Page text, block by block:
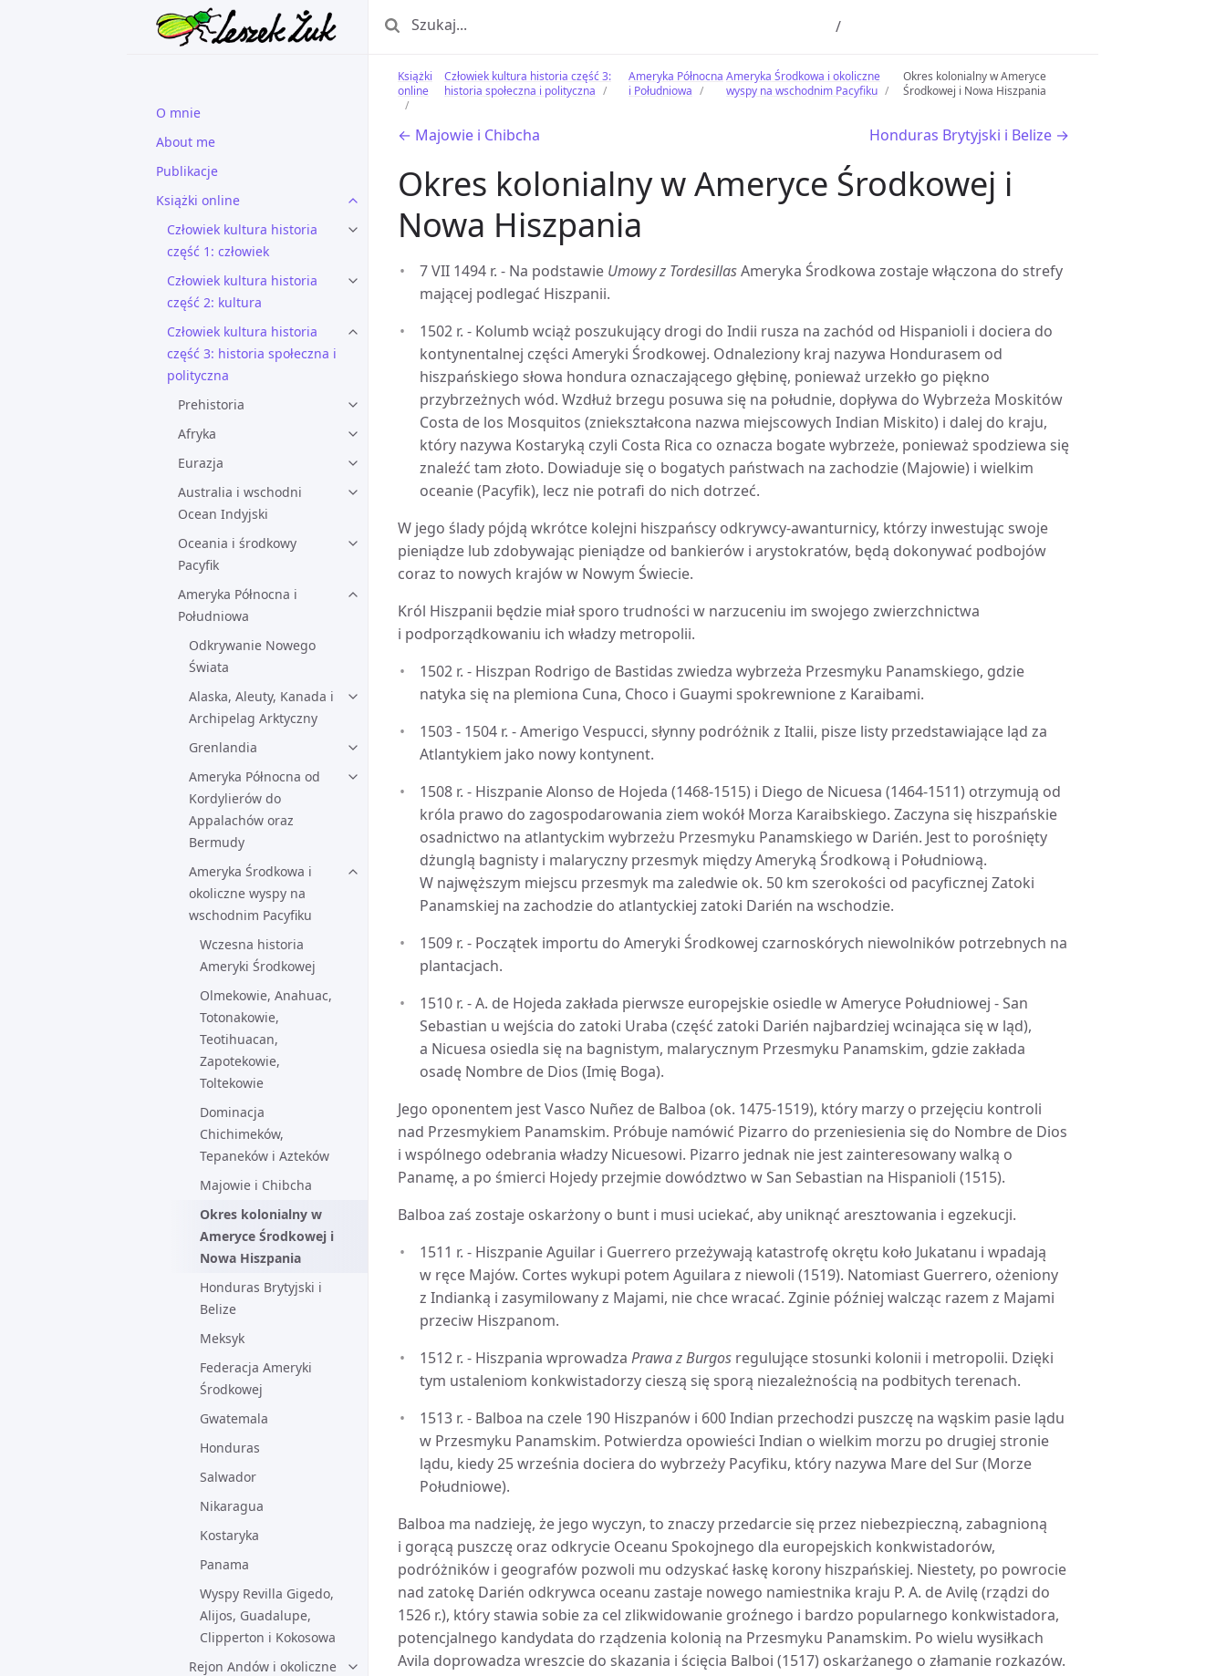
O mnie
About me
Publikacje
Książki online
Człowiek kultura historia
część 1: człowiek
Człowiek kultura historia
część 2: kultura
Człowiek kultura historia
część 3: historia społeczna i
polityczna
Prehistoria
Afryka
Eurazja
Australia i wschodni
Ocean Indyjski
Oceania i środkowy
Pacyfik
Ameryka Północna i
Południowa
Odkrywanie Nowego
Świata
Alaska, Aleuty, Kanada i
Archipelag Arktyczny
Grenlandia
Ameryka Północna od
Kordylierów do
Appalachów oraz
Bermudy
Ameryka Środkowa i
okoliczne wyspy na
wschodnim Pacyfiku
Wczesna historia
Ameryki Środkowej
Olmekowie, Anahuac,
Totonakowie,
Teotihuacan,
Zapotekowie,
Toltekowie
Dominacja
Chichimeków,
Tepaneków i Azteków
Majowie i Chibcha
Okres kolonialny w
Ameryce Środkowej i
Nowa Hiszpania
Honduras Brytyjski i
Belize
Meksyk
Federacja Ameryki
Środkowej
Gwatemala
Honduras
Salwador
Nikaragua
Kostaryka
Panama
Wyspy Revilla Gigedo,
Alijos, Guadalupe,
Clipperton i Kokosowa
Rejon Andów i okoliczne
Książki
online
Człowiek kultura historia część 3:
historia społeczna i polityczna
Ameryka Północna
i Południowa
Ameryka Środkowa i okoliczne
wyspy na wschodnim Pacyfiku
Okres kolonialny w Ameryce
Środkowej i Nowa Hiszpania
← Majowie i Chibcha Honduras Brytyjski i Belize →
Okres kolonialny w Ameryce Środkowej i
Nowa Hiszpania
7 VII 1494 r. - Na podstawie Umowy z TordesillasAmeryka Środkowa zostaje włączona do strefy
mającej podlegać Hiszpanii.
1502 r. - Kolumb wciąż poszukujący drogi do Indii rusza na zachód od Hispanioli i dociera do
kontynentalnej części Ameryki Środkowej. Odnaleziony kraj nazywa Hondurasem od
hiszpańskiego słowa hondura oznaczającego głębinę, ponieważ urzekło go piękno
przybrzeżnych wód. Wzdłuż brzegu posuwa się na południe, dopływa do Wybrzeża Moskitów
Costa de los Mosquitos (zniekształcona nazwa miejscowych Indian Miskito) i dalej do kraju,
który nazywa Kostaryką czyli Costa Rica co oznacza bogate wybrzeże, ponieważ spodziewa się
znaleźć tam złoto. Dowiaduje się o bogatych państwach na zachodzie (Majowie) i wielkim
oceanie (Pacyfik), lecz nie potrafi do nich dotrzeć.
W jego ślady pójdą wkrótce kolejni hiszpańscy odkrywcy-awanturnicy, którzy inwestując swoje
pieniądze lub zdobywając pieniądze od bankierów i arystokratów, będą dokonywać podbojów
coraz to nowych krajów w Nowym Świecie.
Król Hiszpanii będzie miał sporo trudności w narzuceniu im swojego zwierzchnictwa
i podporządkowaniu ich władzy metropolii.
1502 r. - Hiszpan Rodrigo de Bastidas zwiedza wybrzeża Przesmyku Panamskiego, gdzie
natyka się na plemiona Cuna, Choco i Guaymi spokrewnione z Karaibami.
1503 - 1504 r. - Amerigo Vespucci, słynny podróżnik z Italii, pisze listy przedstawiające ląd za
Atlantykiem jako nowy kontynent.
1508 r. - Hiszpanie Alonso de Hojeda (1468-1515) i Diego de Nicuesa (1464-1511) otrzymują od
króla prawo do zagospodarowania ziem wokół Morza Karaibskiego. Zaczyna się hiszpańskie
osadnictwo na atlantyckim wybrzeżu Przesmyku Panamskiego w Darién. Jest to porośnięty
dżunglą bagnisty i malaryczny przesmyk między Ameryką Środkową i Południową.
W najwęższym miejscu przesmyk ma zaledwie ok. 50 km szerokości od pacyficznej Zatoki
Panamskiej na zachodzie do atlantyckiej zatoki Darién na wschodzie.
1509 r. - Początek importu do Ameryki Środkowej czarnoskórych niewolników potrzebnych na
plantacjach.
1510 r. - A. de Hojeda zakłada pierwsze europejskie osiedle w Ameryce Południowej - San
Sebastian u wejścia do zatoki Uraba (część zatoki Darién najbardziej wcinająca się w ląd),
a Nicuesa osiedla się na bagnistym, malarycznym Przesmyku Panamskim, gdzie zakłada
osadę Nombre de Dios (Imię Boga).
Jego oponentem jest Vasco Nuñez de Balboa (ok. 1475-1519), który marzy o przejęciu kontroli
nad Przesmykiem Panamskim. Próbuje namówić Pizarro do przeniesienia się do Nombre de Dios
i wspólnego odebrania władzy Nicuesowi. Pizarro jednak nie jest zainteresowany walką o
Panamę, a po śmierci Hojedy przejmie dowództwo w San Sebastian na Hispanioli (1515).
Balboa zaś zostaje oskarżony o bunt i musi uciekać, aby uniknąć aresztowania i egzekucji.
1511 r. - Hiszpanie Aguilar i Guerrero przeżywają katastrofę okrętu koło Jukatanu i wpadają
w ręce Majów. Cortes wykupi potem Aguilara z niewoli (1519). Natomiast Guerrero, ożeniony
z Indianką i zasymilowany z Majami, nie chce wracać. Zginie później walcząc razem z Majami
przeciw Hiszpanom.
1512 r. - Hiszpania wprowadza Prawa z Burgos regulujące stosunki kolonii i metropolii. Dzięki
tym ustaleniom konkwistadorzy cieszą się sporą niezależnością na podbitych terenach.
1513 r. - Balboa na czele 190 Hiszpanów i 600 Indian przechodzi puszczę na wąskim pasie lądu
w Przesmyku Panamskim. Potwierdza opowieści Indian o wielkim morzu po drugiej stronie
lądu, kiedy 25 września dociera do wybrzeży Pacyfiku, który nazywa Mare del Sur (Morze
Południowe).
Balboa ma nadzieję, że jego wyczyn, to znaczy przedarcie się przez niebezpieczną, zabagnioną
i gorącą puszczę oraz odkrycie Oceanu Spokojnego dla europejskich konkwistadorów,
podróżników i geografów pozwoli mu odzyskać łaskę korony hiszpańskiej. Niestety, po powrocie
nad zatokę Darién odkrywca oceanu zastaje nowego namiestnika kraju P. A. de Avilę (rządzi do
1526 r.), który stawia sobie za cel zlikwidowanie groźnego i bardzo popularnego konkwistadora,
potencjalnego kandydata do rządzenia kolonią na Przesmyku Panamskim. Po wielu wysiłkach
Avila doprowadza wreszcie do skazania i ścięcia Balboi (1517) oskarżanego o złamanie rozkazów.